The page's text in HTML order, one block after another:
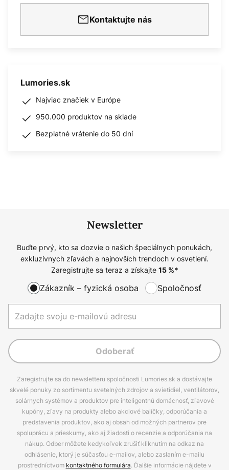
Kontaktujte nás
Lumories.sk
Najviac značiek v Európe
950.000 produktov na sklade
Bezplatné vrátenie do 50 dní
Newsletter
Buďte prvý, kto sa dozvie o našich špeciálnych ponukách,
exkluzívnych zľavách a najnovších trendoch v osvetlení.
Zaregistrujte sa teraz a získajte 15%*
Zákazník – fyzická osoba Spoločnosť
Odoberať
Zaregistrujte sa do newsletteru spoločnosti Lumories.sk a dostávajte
skvelé ponuky zo sortimentu svetelných zdrojov a svietidiel, ventilátorov,
solárnych systémov a produktov pre inteligentnú domácnosť, zľavové
kupóny, zľavy na produkty alebo akciové balíčky, odporúčania a
predstavenia produktov, ako aj obsah od možných partnerov pre
spoluprácu a prieskumy, ako aj žiadosti o recenzie a odporúčania na
nákup. Odber môžete kedykoľvek zrušiť kliknutím na odkaz na
odhlásenie, ktorý je súčasťou e-mailov, alebo zaslaním e-mailu
prostredníctvom kontaktného formulára. Ďalšie informácie nájdete v